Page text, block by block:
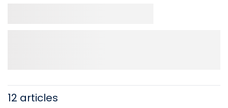
12 articles